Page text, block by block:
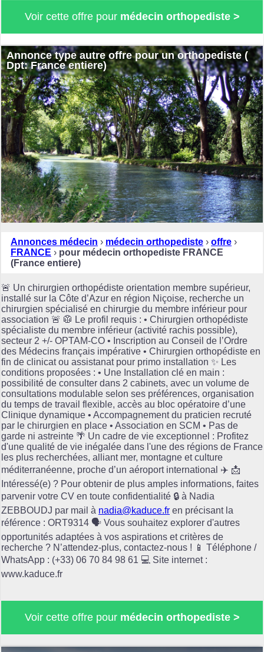
Voir cette offre pour médecin orthopediste >
Annonce type autre offre pour un orthopediste (
Dpt: France entiere)
Annonces médecin › médecin orthopediste › offre ›
FRANCE › pour médecin orthopediste FRANCE
(France entiere)
🚨 Un chirurgien orthopédiste orientation membre supérieur,
installé sur la Côte d’Azur en région Niçoise, recherche un
chirurgien spécialisé en chirurgie du membre inférieur pour
association 🚨 🥼 Le profil requis : • Chirurgien orthopédiste
spécialiste du membre inférieur (activité rachis possible),
secteur 2 +/- OPTAM-CO • Inscription au Conseil de l’Ordre
des Médecins français impérative • Chirurgien orthopédiste en
fin de clinicat ou assistanat pour primo installation ✨ Les
conditions proposées : • Une Installation clé en main :
possibilité de consulter dans 2 cabinets, avec un volume de
consultations modulable selon ses préférences, organisation
du temps de travail flexible, accès au bloc opératoire d’une
Clinique dynamique • Accompagnement du praticien recruté
par le chirurgien en place • Association en SCM • Pas de
garde ni astreinte 🌴 Un cadre de vie exceptionnel : Profitez
d'une qualité de vie inégalée dans l'une des régions de France
les plus recherchées, alliant mer, montagne et culture
méditerranéenne, proche d’un aéroport international ✈️ 📩
Intéressé(e) ? Pour obtenir de plus amples informations, faites
parvenir votre CV en toute confidentialité 🔒 à Nadia
ZEBBOUDJ par mail à nadia@kaduce.fr en précisant la
référence : ORT9314 🗣️ Vous souhaitez explorer d'autres
opportunités adaptées à vos aspirations et critères de
recherche ? N’attendez-plus, contactez-nous ! 📱 Téléphone /
WhatsApp : (+33) 06 70 84 98 61 💻 Site internet :
www.kaduce.fr
Voir cette offre pour médecin orthopediste >